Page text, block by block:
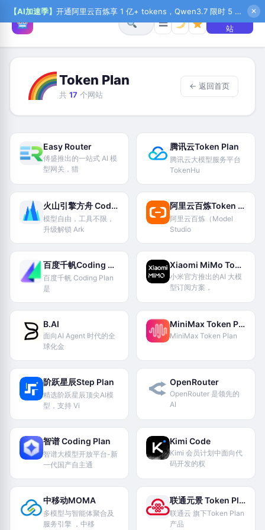
【AI加速季】 开通阿里云百炼享 1 亿+ tokens，Qwen3.7 限时 5 折起，秒悟新注送 1 万积分，加入 OPC 赢百万助力金，QoderWork CN 首月 0 元 ✕
☰
+ 提交网
站
Token Plan
共 17 个网站
← 返回首页
Easy Router
傅盛推出的一站式 AI 模
型网关，猎
腾讯云Token Plan
腾讯云大模型服务平台
TokenHu
火山引擎方舟 Coding Plan
模型自由，工具不限，
升级解锁 Ark
阿里云百炼Token Plan
阿里云百炼（Model
Studio
百度千帆Coding Plan
百度千帆 Coding Plan
是
Xiaomi MiMo Token Plan
小米官方推出的AI 大模
型订阅方案，
B.AI
面向AI Agent 时代的全
球化金
MiniMax Token Plan
MiniMax Token Plan
阶跃星辰Step Plan
精选阶跃星辰顶尖Al模
型，支持 Vi
OpenRouter
OpenRouter 是领先的
AI
智谱 Coding Plan
智谱大模型开放平台-新
一代国产自主通
Kimi Code
Kimi 会员计划中面向代
码开发的权
中移动MOMA
多模型与智能体聚合及
服务引擎 ，中移
联通元景 Token Plan
联通云 旗下Token Plan
产品